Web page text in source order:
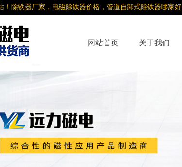
！除铁器厂家，电磁除铁器价格，管道自卸式除铁器哪家好
网站首页 关于我们